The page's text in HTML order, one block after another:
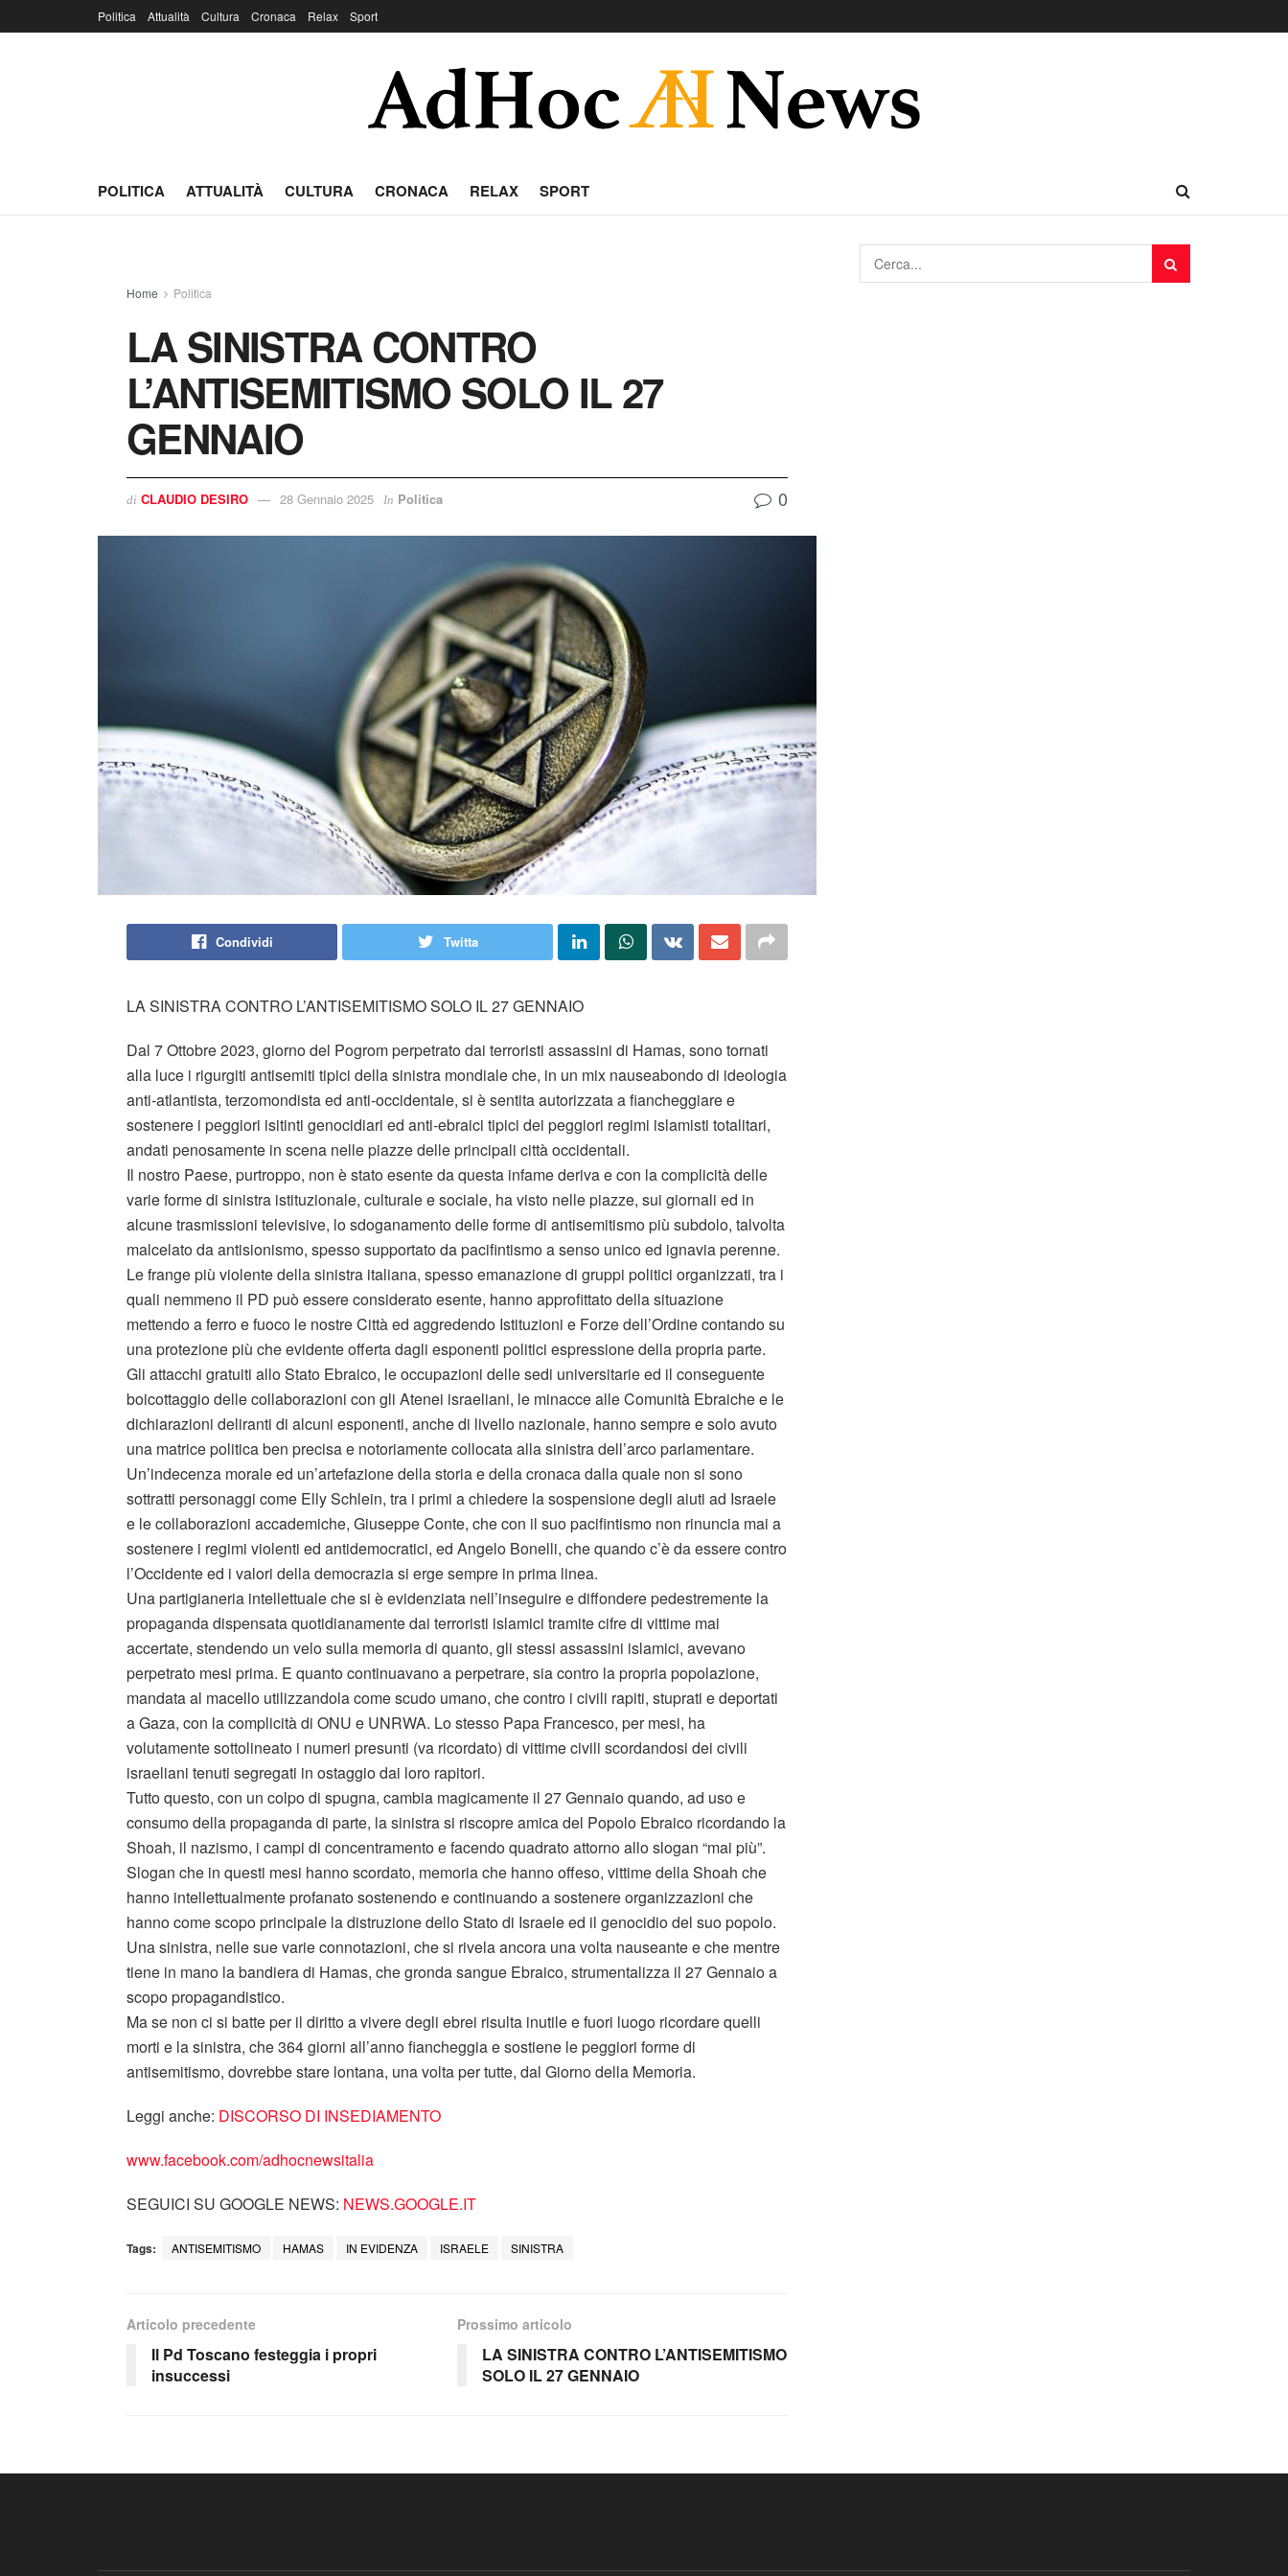
Politica Attualità Cultura Cronaca Relax Sport
POLITICA ATTUALITÀ CULTURA CRONACA RELAX SPORT
Home Politica
LA SINISTRA CONTRO
L’ANTISEMITISMO SOLO IL 27
GENNAIO
di CLAUDIO DESIRO 28 Gennaio 2025 In Politica 0
Condividi Twitta
LA SINISTRA CONTRO L’ANTISEMITISMO SOLO IL 27 GENNAIO
Dal 7 Ottobre 2023, giorno del Pogrom perpetrato dai terroristi assassini di Hamas, sono tornati
alla luce i rigurgiti antisemiti tipici della sinistra mondiale che, in un mix nauseabondo di ideologia
anti-atlantista, terzomondista ed anti-occidentale, si è sentita autorizzata a fiancheggiare e
sostenere i peggiori isitinti genocidiari ed anti-ebraici tipici dei peggiori regimi islamisti totalitari,
andati penosamente in scena nelle piazze delle principali città occidentali.
Il nostro Paese, purtroppo, non è stato esente da questa infame deriva e con la complicità delle
varie forme di sinistra istituzionale, culturale e sociale, ha visto nelle piazze, sui giornali ed in
alcune trasmissioni televisive, lo sdoganamento delle forme di antisemitismo più subdolo, talvolta
malcelato da antisionismo, spesso supportato da pacifintismo a senso unico ed ignavia perenne.
Le frange più violente della sinistra italiana, spesso emanazione di gruppi politici organizzati, tra i
quali nemmeno il PD può essere considerato esente, hanno approfittato della situazione
mettendo a ferro e fuoco le nostre Città ed aggredendo Istituzioni e Forze dell’Ordine contando su
una protezione più che evidente offerta dagli esponenti politici espressione della propria parte.
Gli attacchi gratuiti allo Stato Ebraico, le occupazioni delle sedi universitarie ed il conseguente
boicottaggio delle collaborazioni con gli Atenei israeliani, le minacce alle Comunità Ebraiche e le
dichiarazioni deliranti di alcuni esponenti, anche di livello nazionale, hanno sempre e solo avuto
una matrice politica ben precisa e notoriamente collocata alla sinistra dell’arco parlamentare.
Un’indecenza morale ed un’artefazione della storia e della cronaca dalla quale non si sono
sottratti personaggi come Elly Schlein, tra i primi a chiedere la sospensione degli aiuti ad Israele
e le collaborazioni accademiche, Giuseppe Conte, che con il suo pacifintismo non rinuncia mai a
sostenere i regimi violenti ed antidemocratici, ed Angelo Bonelli, che quando c’è da essere contro
l’Occidente ed i valori della democrazia si erge sempre in prima linea.
Una partigianeria intellettuale che si è evidenziata nell’inseguire e diffondere pedestremente la
propaganda dispensata quotidianamente dai terroristi islamici tramite cifre di vittime mai
accertate, stendendo un velo sulla memoria di quanto, gli stessi assassini islamici, avevano
perpetrato mesi prima. E quanto continuavano a perpetrare, sia contro la propria popolazione,
mandata al macello utilizzandola come scudo umano, che contro i civili rapiti, stuprati e deportati
a Gaza, con la complicità di ONU e UNRWA. Lo stesso Papa Francesco, per mesi, ha
volutamente sottolineato i numeri presunti (va ricordato) di vittime civili scordandosi dei civili
israeliani tenuti segregati in ostaggio dai loro rapitori.
Tutto questo, con un colpo di spugna, cambia magicamente il 27 Gennaio quando, ad uso e
consumo della propaganda di parte, la sinistra si riscopre amica del Popolo Ebraico ricordando la
Shoah, il nazismo, i campi di concentramento e facendo quadrato attorno allo slogan “mai più”.
Slogan che in questi mesi hanno scordato, memoria che hanno offeso, vittime della Shoah che
hanno intellettualmente profanato sostenendo e continuando a sostenere organizzazioni che
hanno come scopo principale la distruzione dello Stato di Israele ed il genocidio del suo popolo.
Una sinistra, nelle sue varie connotazioni, che si rivela ancora una volta nauseante e che mentre
tiene in mano la bandiera di Hamas, che gronda sangue Ebraico, strumentalizza il 27 Gennaio a
scopo propagandistico.
Ma se non ci si batte per il diritto a vivere degli ebrei risulta inutile e fuori luogo ricordare quelli
morti e la sinistra, che 364 giorni all’anno fiancheggia e sostiene le peggiori forme di
antisemitismo, dovrebbe stare lontana, una volta per tutte, dal Giorno della Memoria.
Leggi anche: DISCORSO DI INSEDIAMENTO
www.facebook.com/adhocnewsitalia
SEGUICI SU GOOGLE NEWS: NEWS.GOOGLE.IT
Tags: ANTISEMITISMO HAMAS IN EVIDENZA ISRAELE SINISTRA
Articolo precedente
Il Pd Toscano festeggia i propri
insuccessi
Prossimo articolo
LA SINISTRA CONTRO L’ANTISEMITISMO
SOLO IL 27 GENNAIO